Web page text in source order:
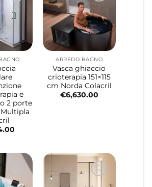
e
2 porte
ARREDO BAGNO
Vasca ghiaccio
crioterapia 151×115
cm Norda Colacril
€6,630.00